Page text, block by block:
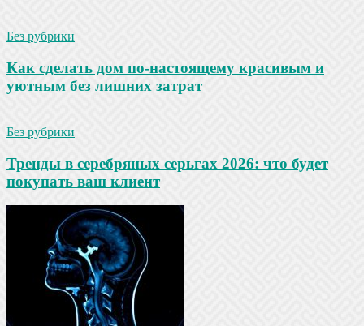
Без рубрики
Как сделать дом по-настоящему красивым и
уютным без лишних затрат
Без рубрики
Тренды в серебряных серьгах 2026: что будет
покупать ваш клиент